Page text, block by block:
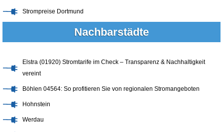
Strompreise Dortmund
Nachbarstädte
Elstra (01920) Stromtarife im Check – Transparenz & Nachhaltigkeit
vereint
Böhlen 04564: So profitieren Sie von regionalen Stromangeboten
Hohnstein
Werdau